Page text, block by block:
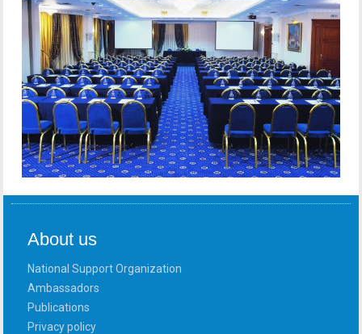
About us
National Support Organization
Ambassadors
Publications
Privacy policy